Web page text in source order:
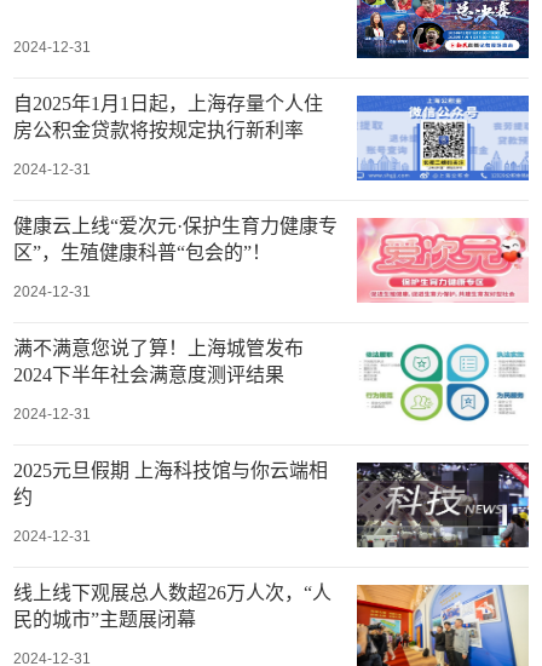
2024-12-31
自2025年1月1日起，上海存量个人住
房公积金贷款将按规定执行新利率
2024-12-31
健康云上线“爱次元·保护生育力健康专
区”，生殖健康科普“包会的”！
2024-12-31
满不满意您说了算！上海城管发布
2024下半年社会满意度测评结果
2024-12-31
2025元旦假期 上海科技馆与你云端相
约
2024-12-31
线上线下观展总人数超26万人次，“人
民的城市”主题展闭幕
2024-12-31